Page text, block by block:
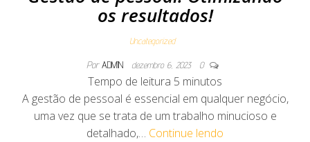
os resultados!
Uncategorized
Por ADMIN dezembro 6, 2023 0
Tempo de leitura 5 minutos
A gestão de pessoal é essencial em qualquer negócio,
uma vez que se trata de um trabalho minucioso e
detalhado,… Continue lendo